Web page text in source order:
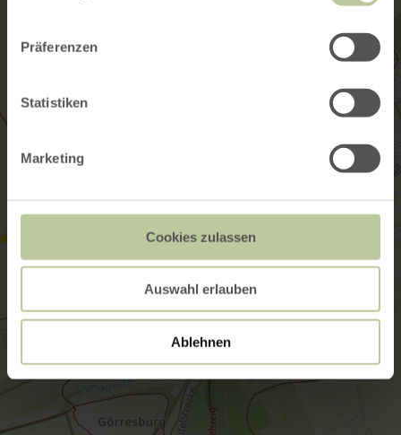
Präferenzen
Statistiken
Marketing
Cookies zulassen
Auswahl erlauben
Ablehnen